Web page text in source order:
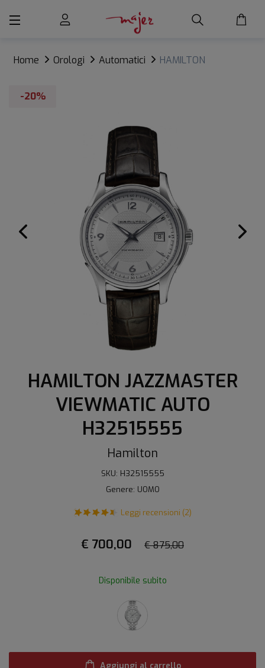
Home Orologi Automatici
HAMILTON
-20%
HAMILTON JAZZMASTER
VIEWMATIC AUTO
H32515555
Hamilton
SKU: H32515555
Genere: UOMO
Leggi recensioni (2)
€ 700,00 € 875,00
Disponibile subito